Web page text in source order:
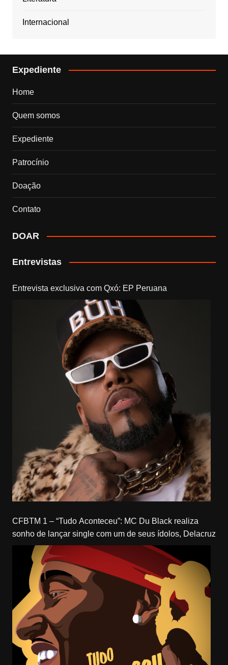
Internacional
Expediente
Home
Quem somos
Expediente
Patrocínio
Doação
Contato
DOAR
Entrevistas
Entrevista exclusiva com Qxó: EP Peruana
CFBTM 1 – “Tudo Aconteceu”: MC Du Black realiza
sonho de lançar single com um de seus ídolos, Delacruz